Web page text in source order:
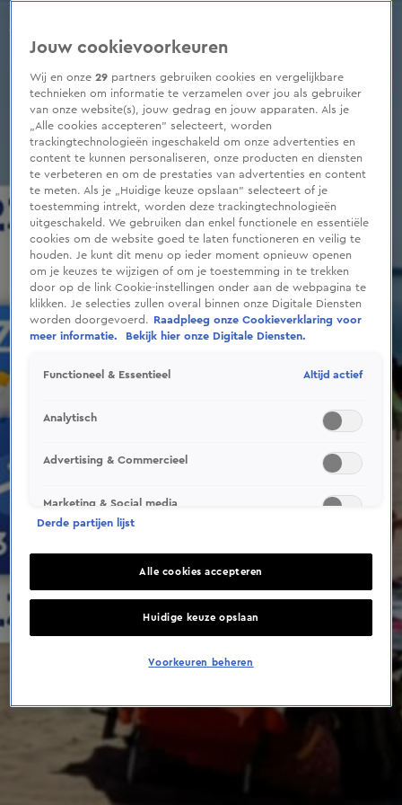
of
seconds
Jouw cookievoorkeuren
Wij en onze29 partners gebruiken cookies en vergelijkbare
technieken om informatie te verzamelen over jou als gebruiker
van onze website(s), jouw gedrag en jouw apparaten. Als je
„Alle cookies accepteren” selecteert, worden
trackingtechnologieën ingeschakeld om onze advertenties en
content te kunnen personaliseren, onze producten en diensten
te verbeteren en om de prestaties van advertenties en content
te meten. Als je „Huidige keuze opslaan” selecteert of je
toestemming intrekt, worden deze trackingtechnologieën
uitgeschakeld. We gebruiken dan enkel functionele en essentiële
cookies om de website goed te laten functioneren en veilig te
houden. Je kunt dit menu op ieder moment opnieuw openen
om je keuzes te wijzigen of om je toestemming in te trekken
door op de link Cookie-instellingen onder aan de webpagina te
klikken. Je selecties zullen overal binnen onze Digitale Diensten
worden doorgevoerd.
Raadpleeg onze Cookieverklaring voor
meer informatie.
Bekijk hier onze Digitale Diensten.
Functioneel & Essentieel Altijd actief
Analytisch
Advertising & Commercieel
Marketing & Social media
Derde partijen lijst
Alle cookies accepteren
Huidige keuze opslaan
Voorkeuren beheren